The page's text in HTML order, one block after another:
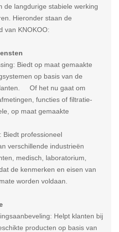
de langdurige stabiele werking
Hieronder staan de
van KNOKOO:
Biedt op maat gemaakte
op basis van de
Of het nu gaat om
functies of filtratie-
op maat gemaakte
Biedt professioneel
verschillende industrieën
medisch, laboratorium,
de kenmerken en eisen van
worden voldaan.
Helpt klanten bij
producten op basis van